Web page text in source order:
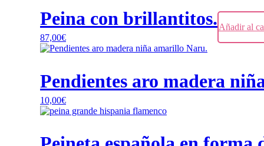
Peina con brillantitos.
87,00€
Añadir al
Pendientes aro madera
10,00€
Este
múltiples